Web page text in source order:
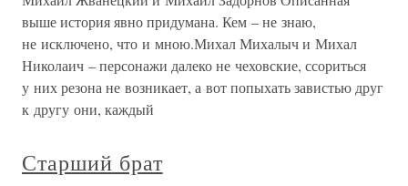
выше история явно придумана. Кем – не знаю,
не исключено, что и мною.Михал Михалыч и Михал
Николаич – персонажи далеко не чеховские, ссориться
у них резона не возникает, а вот попыхать завистью друг
к другу они, каждый
Старший брат